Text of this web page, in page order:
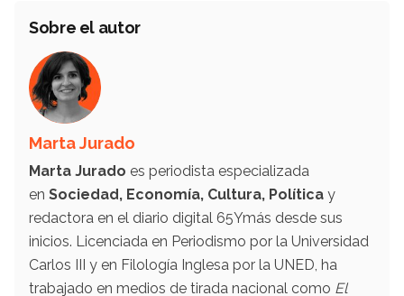
Sobre el autor
Marta Jurado
Marta Jurado es periodista especializada
en Sociedad, Economía, Cultura, Política y
redactora en el diario digital 65Ymás desde sus
inicios. Licenciada en Periodismo por la Universidad
Carlos III y en Filología Inglesa por la UNED, ha
trabajado en medios de tirada nacional como El